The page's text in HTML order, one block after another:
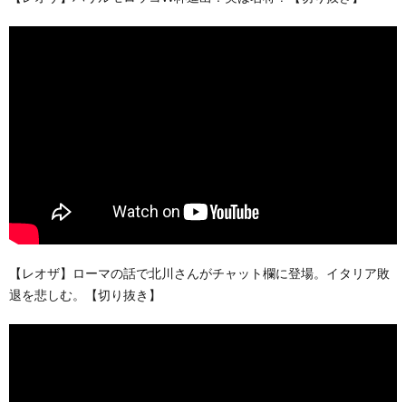
【レオザ】ローマの話で北川さんがチャット欄に登場。イタリア敗
退を悲しむ。【切り抜き】